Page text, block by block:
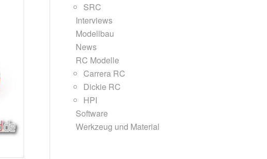
SRC
Interviews
Modellbau
News
RC Modelle
Carrera RC
Dickie RC
HPI
Software
Werkzeug und Material